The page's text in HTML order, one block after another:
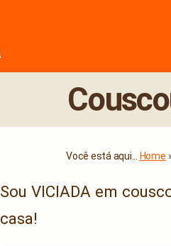
Você está aqui... Home
Sou VICIADA em
casa!